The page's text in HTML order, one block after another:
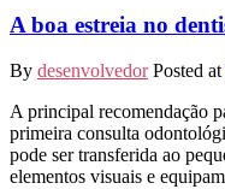
A boa estreia no
By desenvolvedor Posted at
A principal recomendação
primeira consulta
pode ser transferida ao
elementos visuais e